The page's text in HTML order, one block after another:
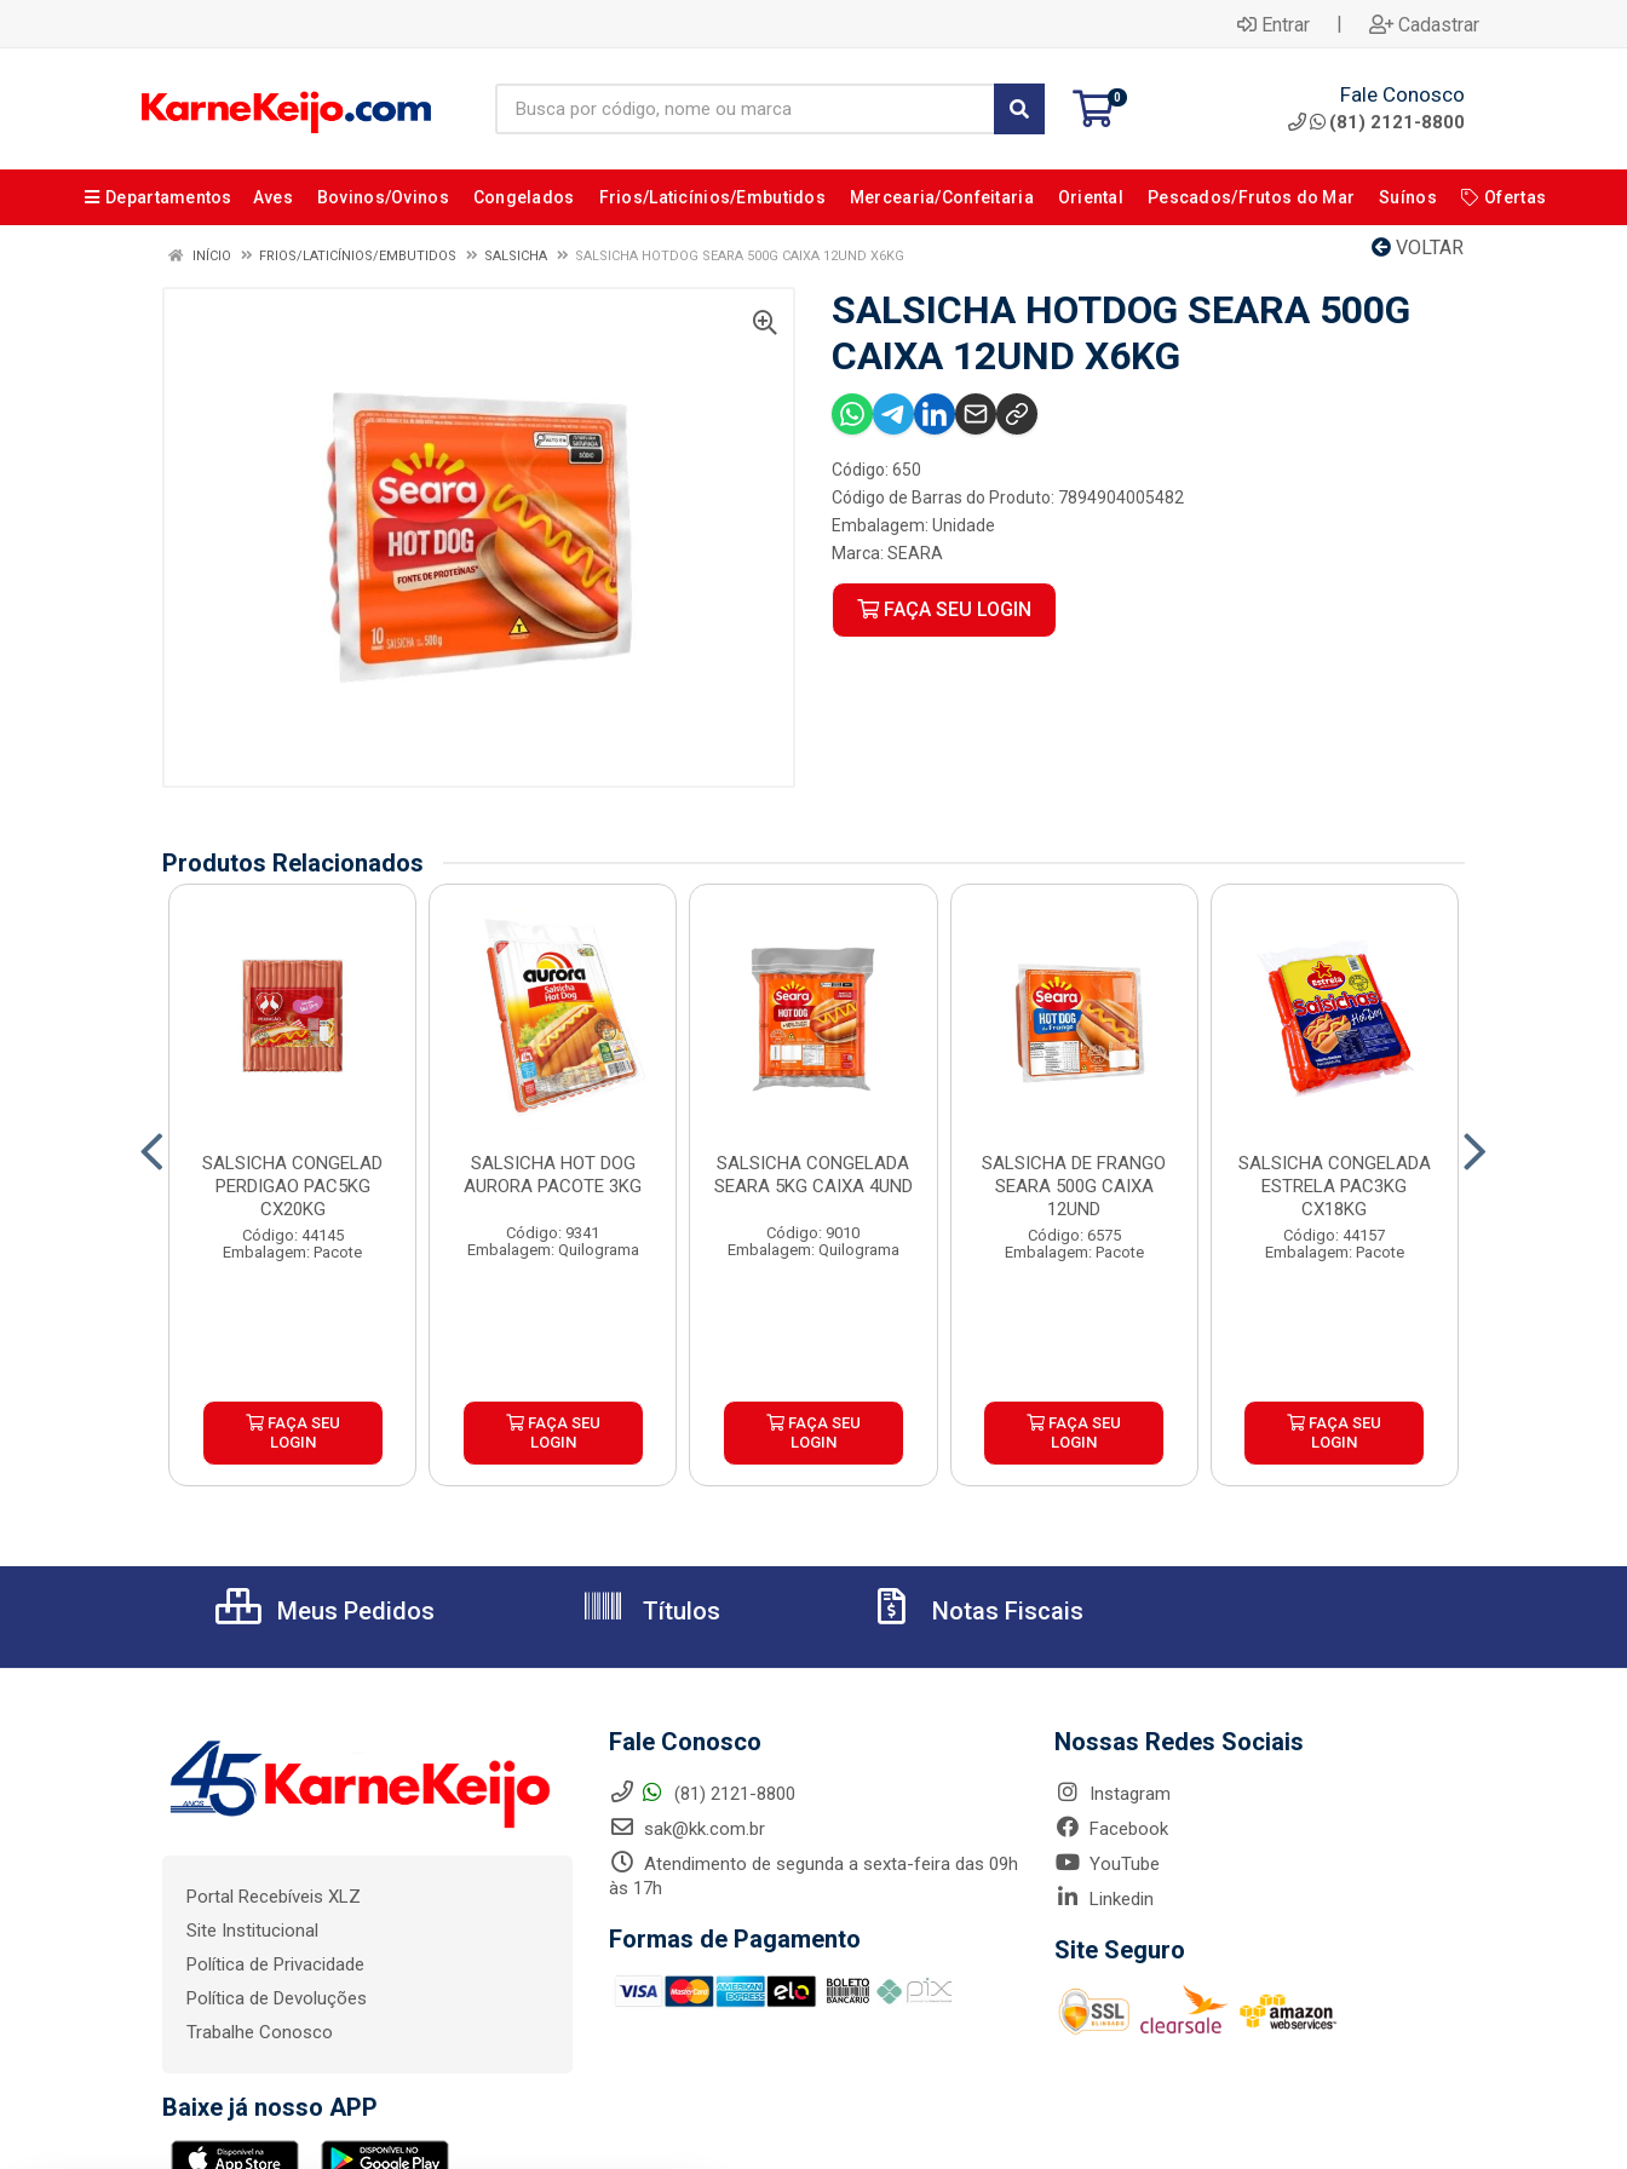
Entrar | Cadastrar
0 Fale Conosco
(81) 2121-8800
Departamentos Aves Bovinos/Ovinos Congelados Frios/Laticínios/Embutidos Mercearia/Confeitaria Oriental Pescados/Frutos do Mar Suínos Ofertas
VOLTAR
INÍCIO FRIOS/LATICÍNIOS/EMBUTIDOS SALSICHA SALSICHA HOTDOG SEARA 500G CAIXA 12UND X6KG
SALSICHA HOTDOG SEARA 500G
CAIXA 12UND X6KG
Código: 650
Código de Barras do Produto: 7894904005482
Embalagem: Unidade
Marca: SEARA
FAÇA SEU LOGIN
Produtos Relacionados
SALSICHA CONGELAD
PERDIGAO PAC5KG
CX20KG
Código: 44145
Embalagem: Pacote
FAÇA SEU
LOGIN
SALSICHA HOT DOG
AURORA PACOTE 3KG
Código: 9341
Embalagem: Quilograma
FAÇA SEU
LOGIN
SALSICHA CONGELADA
SEARA 5KG CAIXA 4UND
Código: 9010
Embalagem: Quilograma
FAÇA SEU
LOGIN
SALSICHA DE FRANGO
SEARA 500G CAIXA
12UND
Código: 6575
Embalagem: Pacote
FAÇA SEU
LOGIN
SALSICHA CONGELADA
ESTRELA PAC3KG
CX18KG
Código: 44157
Embalagem: Pacote
FAÇA SEU
LOGIN
Meus Pedidos Títulos Notas Fiscais
Portal Recebíveis XLZ
Site Institucional
Política de Privacidade
Política de Devoluções
Trabalhe Conosco
Baixe já nosso APP
Fale Conosco
(81) 2121-8800
sak@kk.com.br
Atendimento de segunda a sexta-feira das 09h
às 17h
Formas de Pagamento
Nossas Redes Sociais
Instagram
Facebook
YouTube
Linkedin
Site Seguro